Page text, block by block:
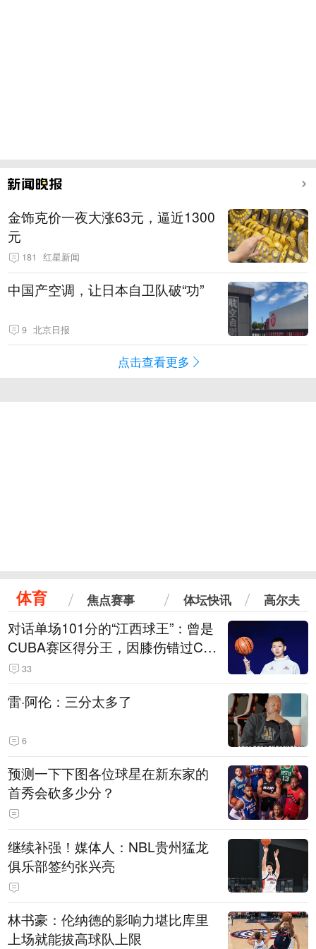
金饰克价一夜大涨63元，逼近1300
元
181 红星新闻
中国产空调，让日本自卫队破“功”
9 北京日报
点击查看更多
体育 焦点赛事 体坛快讯 高尔夫
对话单场101分的“江西球王”：曾是
CUBA赛区得分王，因膝伤错过CB
A选秀
33
雷·阿伦：三分太多了
6
预测一下下图各位球星在新东家的
首秀会砍多少分？
继续补强！媒体人：NBL贵州猛龙
俱乐部签约张兴亮
林书豪：伦纳德的影响力堪比库里
上场就能拔高球队上限